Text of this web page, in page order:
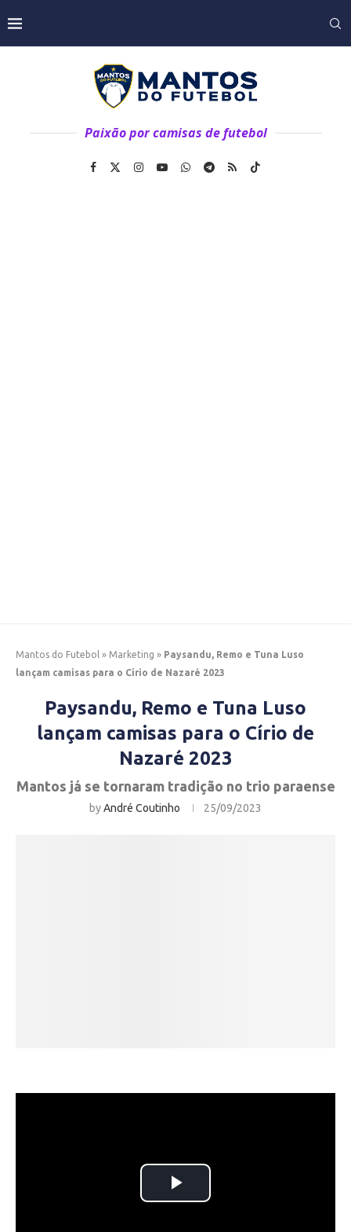
Paixão por camisas de futebol
Mantos do Futebol » Marketing » Paysandu, Remo e Tuna Luso
lançam camisas para o Círio de Nazaré 2023
Paysandu, Remo e Tuna Luso
lançam camisas para o Círio de
Nazaré 2023
Mantos já se tornaram tradição no trio paraense
byAndré Coutinho 25/09/2023